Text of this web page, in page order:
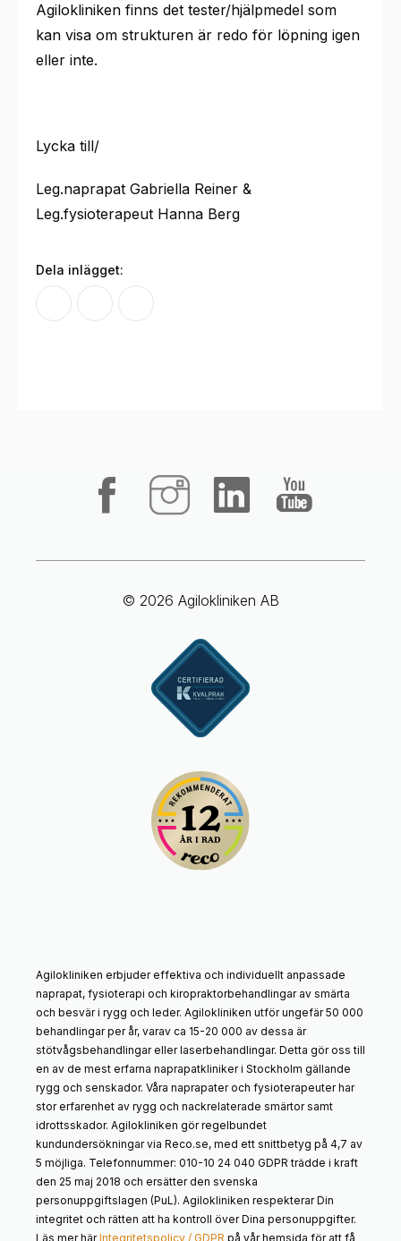
Agilokliniken finns det tester/hjälpmedel som
kan visa om strukturen är redo för löpning igen
eller inte.
Lycka till/
Leg.naprapat Gabriella Reiner &
Leg.fysioterapeut Hanna Berg
Dela inlägget:
© 2026 Agilokliniken AB
Agilokliniken erbjuder effektiva och individuellt anpassade
naprapat, fysioterapi och kiropraktorbehandlingar av smärta
och besvär i rygg och leder. Agilokliniken utför ungefär 50 000
behandlingar per år, varav ca 15-20 000 av dessa är
stötvågsbehandlingar eller laserbehandlingar. Detta gör oss till
en av de mest erfarna naprapatkliniker i Stockholm gällande
rygg och senskador. Våra naprapater och fysioterapeuter har
stor erfarenhet av rygg och nackrelaterade smärtor samt
idrottsskador. Agilokliniken gör regelbundet
kundundersökningar via Reco.se, med ett snittbetyg på 4,7 av
5 möjliga. Telefonnummer: 010-10 24 040 GDPR trädde i kraft
den 25 maj 2018 och ersätter den svenska
personuppgiftslagen (PuL). Agilokliniken respekterar Din
integritet och rätten att ha kontroll över Dina personuppgifter.
Läs mer härIntegritetspolicy / GDPR på vår hemsida för att få